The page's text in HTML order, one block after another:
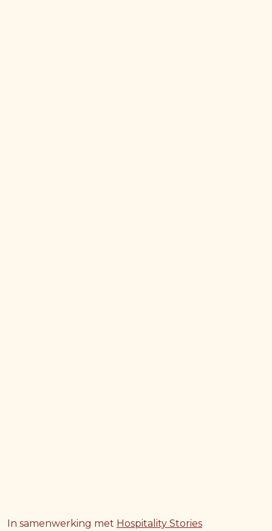
In samenwerking met Hospitality Stories